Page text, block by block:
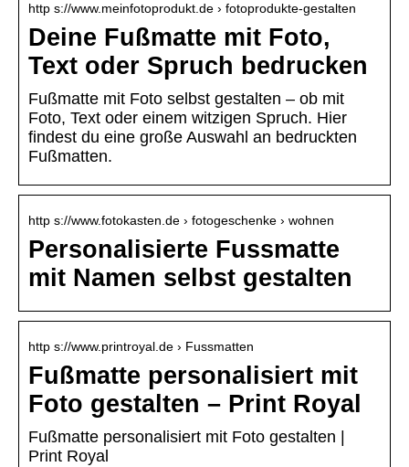
http s://www.meinfotoprodukt.de › fotoprodukte-gestalten
Deine Fußmatte mit Foto,
Text oder Spruch bedrucken
Fußmatte mit Foto selbst gestalten – ob mit
Foto, Text oder einem witzigen Spruch. Hier
findest du eine große Auswahl an bedruckten
Fußmatten.
http s://www.fotokasten.de › fotogeschenke › wohnen
Personalisierte Fussmatte
mit Namen selbst gestalten
http s://www.printroyal.de › Fussmatten
Fußmatte personalisiert mit
Foto gestalten – Print Royal
Fußmatte personalisiert mit Foto gestalten |
Print Royal